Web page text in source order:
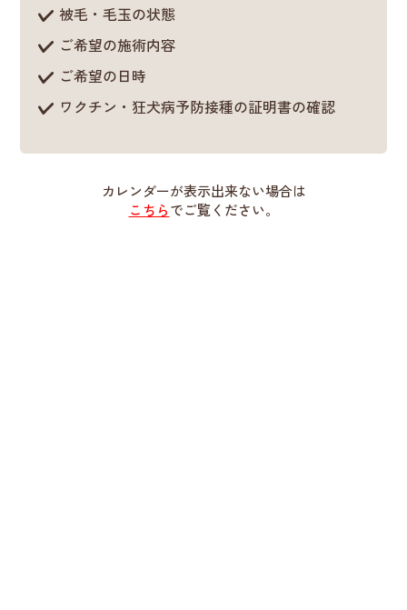
被毛・毛玉の状態
ご希望の施術内容
ご希望の日時
ワクチン・狂犬病予防接種の証明書の確認
カレンダーが表示出来ない場合は
こちらでご覧ください。